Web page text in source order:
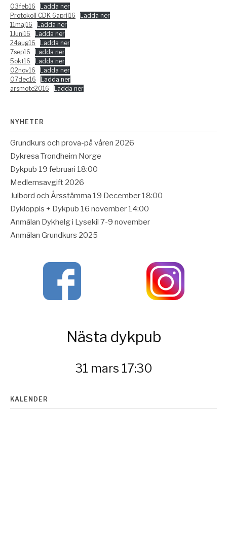
03feb16
Ladda ner
Protokoll CDK 6april16
Ladda ner
11maj16
Ladda ner
1Juni16
Ladda ner
24aug16
Ladda ner
7sep16
Ladda ner
5okt16
Ladda ner
02nov16
Ladda ner
07dec16
Ladda ner
arsmote2016
Ladda ner
NYHETER
Grundkurs och prova-på våren 2026
Dykresa Trondheim Norge
Dykpub 19 februari 18:00
Medlemsavgift 2026
Julbord och Årsstämma 19 December 18:00
Dykloppis + Dykpub 16 november 14:00
Anmälan Dykhelg i Lysekil 7-9 november
Anmälan Grundkurs 2025
Nästa dykpub
31 mars 17:30
KALENDER